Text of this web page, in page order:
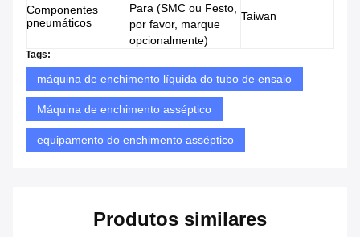
Componentes
pneumáticos
Para (SMC ou Festo,
por favor, marque
opcionalmente)
Taiwan
Tags:
máquina de enchimento líquida do tubo de ensaio
Máquina de enchimento asséptico
equipamento do enchimento asséptico
Produtos similares